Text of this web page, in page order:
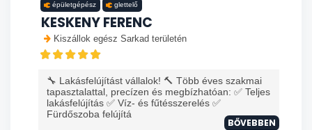
épületgépész glettelő
KESKENY FERENC
Kiszállok egész Sarkad területén
🔧 Lakásfelújítást vállalok! 🔨 Több éves szakmai
tapasztalattal, precízen és megbízhatóan: ✅ Teljes
lakásfelújítás ✅ Víz- és fűtésszerelés ✅
Fürdőszoba felújítá
BŐVEBBEN